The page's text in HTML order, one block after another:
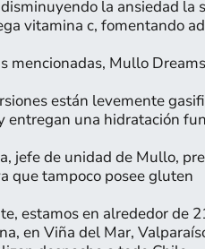
la ansiedad
vitamina c, fomentando
mencionadas, Mullo
están levemente
entregan una hidratación
jefe de unidad de Mullo,
que tampoco posee gluten
estamos en alrededor de
en Viña del Mar,